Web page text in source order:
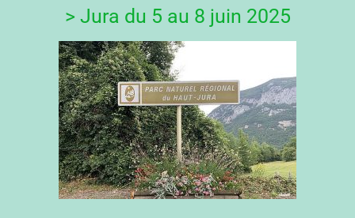
> Jura du 5 au 8 juin 2025